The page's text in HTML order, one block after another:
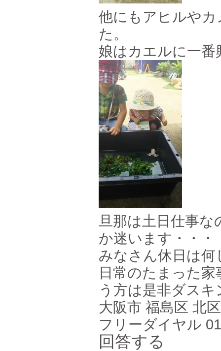
他にもアヒルや
た。
娘はカエルに一
旦那は土日仕事
か迷います・・・
みなさん休日は何
日常のたまった
う方は是非ダス
大阪市 福島区 北
フリーダイヤル
回答する